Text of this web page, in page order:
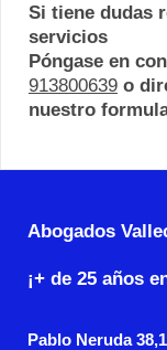
Si tiene dudas
servicios
Póngase en
913800639 o
nuestro
Abogados
¡+ de 25 años
Pablo Neruda